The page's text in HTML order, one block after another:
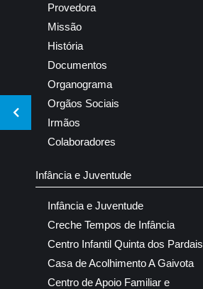
Provedora
Missão
História
Documentos
Organograma
Orgãos Sociais
Irmãos
Colaboradores
Infância e Juventude
Infância e Juventude
Creche Tempos de Infância
Centro Infantil Quinta dos Pardais
Casa de Acolhimento A Gaivota
Centro de Apoio Familiar e